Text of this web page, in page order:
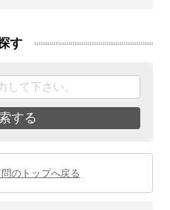
す
する
のトップへ戻る